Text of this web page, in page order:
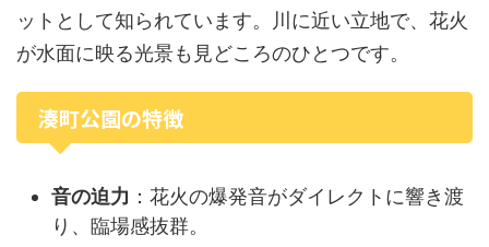
ットとして知られています。川に近い立地で、花火
が水面に映る光景も見どころのひとつです。
湊町公園の特徴
音の迫力 ：花火の爆発音がダイレクトに響き渡
り、臨場感抜群。